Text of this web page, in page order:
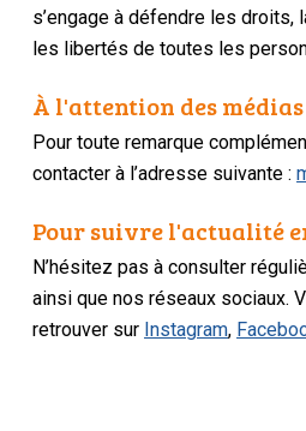
s’engage à défendre les droits,
les libertés de toutes les
À l'attention des médias
Pour toute remarque
contacter à l’adresse suivante :
Pour suivre l'actualité
N’hésitez pas à consulter
ainsi que nos réseaux sociaux.
retrouver sur Instagram,